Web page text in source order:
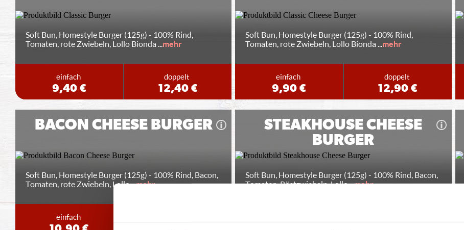
Soft Bun, Homestyle Burger (125g) - 100% Rind,
Tomaten, rote Zwiebeln, Lollo Bionda ...mehr
einfach
9,40 €
doppelt
12,40 €
Soft Bun, Homestyle Burger (125g) - 100% Rind,
Tomaten, rote Zwiebeln, Lollo Bionda ...mehr
einfach
9,90 €
doppelt
12,90 €
BACON CHEESE BURGER
Soft Bun, Homestyle Burger (125g) - 100% Rind, Bacon,
Tomaten, rote Zwiebeln, Lollo...mehr
einfach
STEAKHOUSE CHEESE
BURGER
Soft Bun, Homestyle Burger (125g) - 100% Rind, Bacon,
Tomaten, Röstzwiebeln, Lollo...mehr